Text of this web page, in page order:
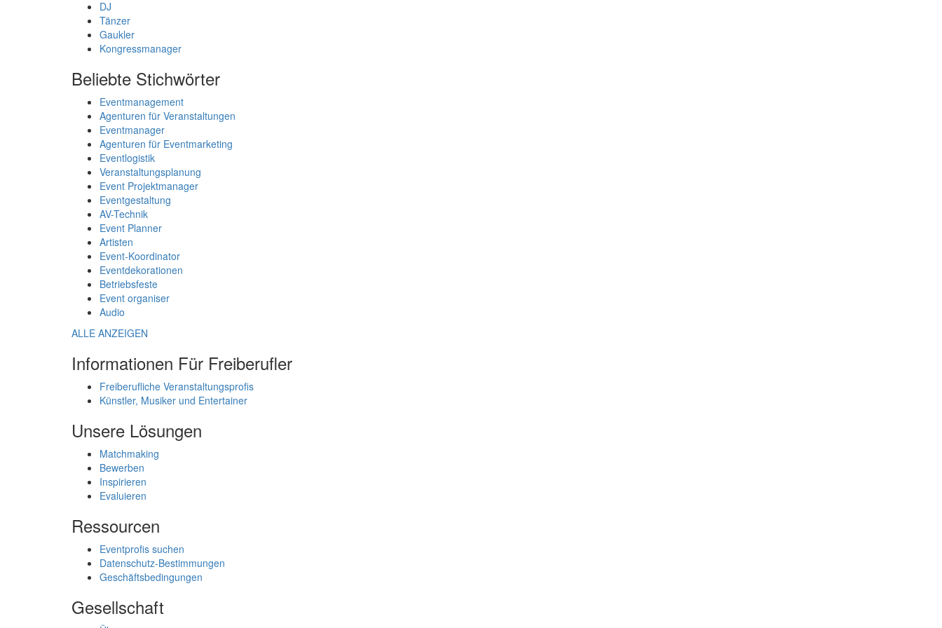
DJ
Tänzer
Gaukler
Kongressmanager
Beliebte Stichwörter
Eventmanagement
Agenturen für Veranstaltungen
Eventmanager
Agenturen für Eventmarketing
Eventlogistik
Veranstaltungsplanung
Event Projektmanager
Eventgestaltung
AV-Technik
Event Planner
Artisten
Event-Koordinator
Eventdekorationen
Betriebsfeste
Event organiser
Audio
ALLE ANZEIGEN
Informationen Für Freiberufler
Freiberufliche Veranstaltungsprofis
Künstler, Musiker und Entertainer
Unsere Lösungen
Matchmaking
Bewerben
Inspirieren
Evaluieren
Ressourcen
Eventprofis suchen
Datenschutz-Bestimmungen
Geschäftsbedingungen
Gesellschaft